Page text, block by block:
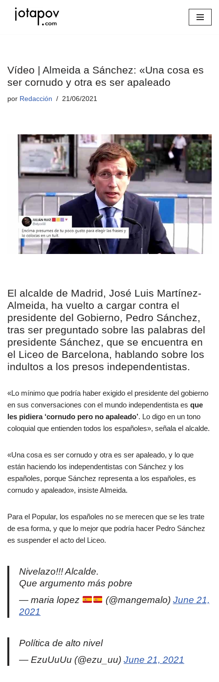
Vídeo | Almeida a Sánchez: «Una cosa es
ser cornudo y otra es ser apaleado
por Redacción 21/06/2021
El alcalde de Madrid, José Luis Martínez-
Almeida, ha vuelto a cargar contra el
presidente del Gobierno, Pedro Sánchez,
tras ser preguntado sobre las palabras del
presidente Sánchez, que se encuentra en
el Liceo de Barcelona, hablando sobre los
indultos a los presos independentistas.
«Lo mínimo que podría haber exigido el presidente del gobierno
en sus conversaciones con el mundo independentista es que
les pidiera ‘cornudo pero no apaleado’. Lo digo en un tono
coloquial que entienden todos los españoles», señala el alcalde.
«Una cosa es ser cornudo y otra es ser apaleado, y lo que
están haciendo los independentistas con Sánchez y los
españoles, porque Sánchez representa a los españoles, es
cornudo y apaleado», insiste Almeida.
Para el Popular, los españoles no se merecen que se les trate
de esa forma, y que lo mejor que podría hacer Pedro Sánchez
es suspender el acto del Liceo.
Nivelazo!!! Alcalde.
Que argumento más pobre
— maria lopez
(@mangemalo) June 21,
2021
Política de alto nivel
— EzuUuUu (@ezu_uu) June 21, 2021